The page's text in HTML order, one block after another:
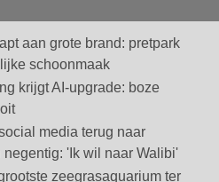
aan grote brand: pretpark
schoonmaak
krijgt AI-upgrade: boze
media terug naar
'Ik wil naar Walibi'
zeegrasaquarium ter